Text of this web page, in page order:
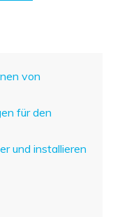
von
für den
und installieren